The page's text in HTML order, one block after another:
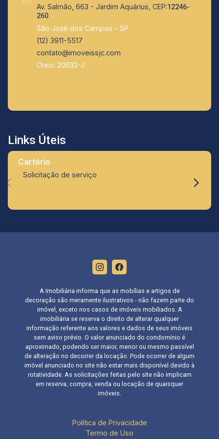
Av. Salmão, 663 - Jardim Aquárius, CEP:12246-
260
São José dos Campos - SP
(12) 3911-5517
contato@imoveissjc.com
Creci: 20632-J
Links Úteis
Cartório
Solicitação de serviço
A Imobiliária informa que as mobílias e artigos de
decoração são meramente ilustrativos - não fazem parte do
imóvel, exceto nos casos de imóveis mobiliados. A
imobiliária se reserva o direito de alterar qualquer
informação referente aos valores e dados de seus imóveis
sem aviso prévio. O valor anunciado do condomínio é
aproximado, podendo ser maior, menor ou mesmo passível
de alteração no decorrer da locação. Pode ocorrer de algum
imóvel anunciado no site não estar mais disponível devido à
rotatividade. As solicitações feitas pelo site não implicam
em reserva, compra, venda ou locação de quaisquer
imóveis.
Política de Privacidade
Termo de Uso